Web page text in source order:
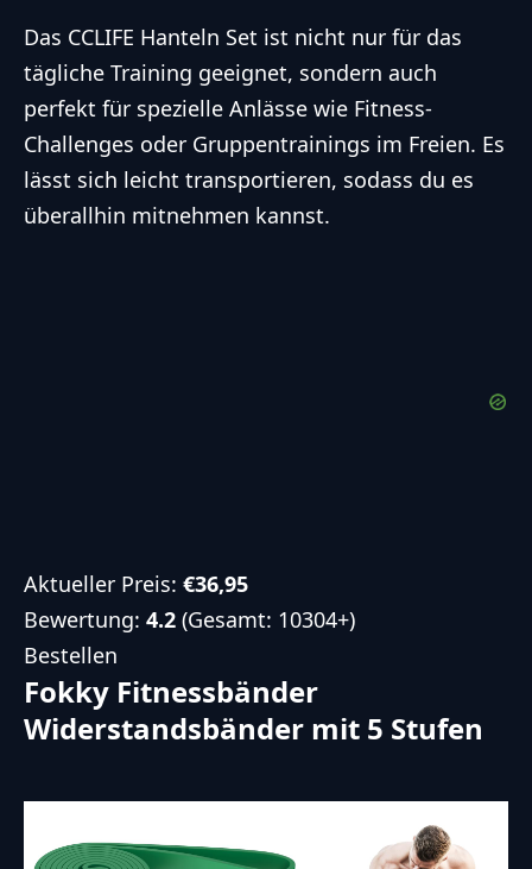
Das CCLIFE Hanteln Set ist nicht nur für das
tägliche Training geeignet, sondern auch
perfekt für spezielle Anlässe wie Fitness-
Challenges oder Gruppentrainings im Freien. Es
lässt sich leicht transportieren, sodass du es
überallhin mitnehmen kannst.
Aktueller Preis: €36,95
Bewertung: 4.2 (Gesamt: 10304+)
Bestellen
Fokky Fitnessbänder
Widerstandsbänder mit 5 Stufen